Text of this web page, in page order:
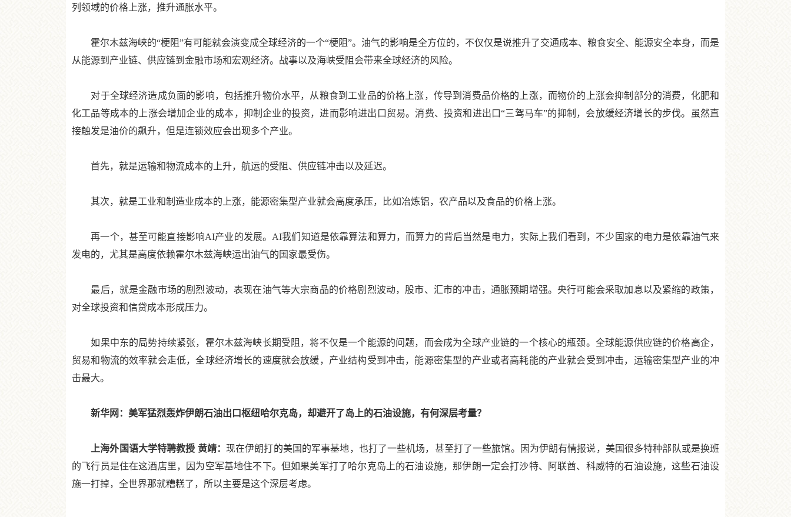
列领域的价格上涨，推升通胀水平。
霍尔木兹海峡的“梗阻”有可能就会演变成全球经济的一个“梗阻”。油气的影响是全方位的，不仅仅是说推升了交通成本、粮食安全、能源安全本身，而是
从能源到产业链、供应链到金融市场和宏观经济。战事以及海峡受阻会带来全球经济的风险。
对于全球经济造成负面的影响，包括推升物价水平，从粮食到工业品的价格上涨，传导到消费品价格的上涨，而物价的上涨会抑制部分的消费，化肥和
化工品等成本的上涨会增加企业的成本，抑制企业的投资，进而影响进出口贸易。消费、投资和进出口“三驾马车”的抑制，会放缓经济增长的步伐。虽然直
接触发是油价的飙升，但是连锁效应会出现多个产业。
首先，就是运输和物流成本的上升，航运的受阻、供应链冲击以及延迟。
其次，就是工业和制造业成本的上涨，能源密集型产业就会高度承压，比如冶炼铝，农产品以及食品的价格上涨。
再一个，甚至可能直接影响AI产业的发展。AI我们知道是依靠算法和算力，而算力的背后当然是电力，实际上我们看到，不少国家的电力是依靠油气来
发电的，尤其是高度依赖霍尔木兹海峡运出油气的国家最受伤。
最后，就是金融市场的剧烈波动，表现在油气等大宗商品的价格剧烈波动，股市、汇市的冲击，通胀预期增强。央行可能会采取加息以及紧缩的政策，
对全球投资和信贷成本形成压力。
如果中东的局势持续紧张，霍尔木兹海峡长期受阻，将不仅是一个能源的问题，而会成为全球产业链的一个核心的瓶颈。全球能源供应链的价格高企，
贸易和物流的效率就会走低，全球经济增长的速度就会放缓，产业结构受到冲击，能源密集型的产业或者高耗能的产业就会受到冲击，运输密集型产业的冲
击最大。
新华网：美军猛烈轰炸伊朗石油出口枢纽哈尔克岛，却避开了岛上的石油设施，有何深层考量？
上海外国语大学特聘教授 黄靖： 现在伊朗打的美国的军事基地，也打了一些机场，甚至打了一些旅馆。因为伊朗有情报说，美国很多特种部队或是换班
的飞行员是住在这酒店里，因为空军基地住不下。但如果美军打了哈尔克岛上的石油设施，那伊朗一定会打沙特、阿联酋、科威特的石油设施，这些石油设
施一打掉，全世界那就糟糕了，所以主要是这个深层考虑。